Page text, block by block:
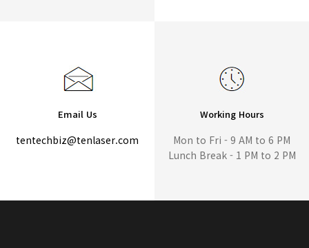
Email Us
tentechbiz@tenlaser.com
Working Hours
Mon to Fri - 9 AM to 6 PM
Lunch Break - 1 PM to 2 PM